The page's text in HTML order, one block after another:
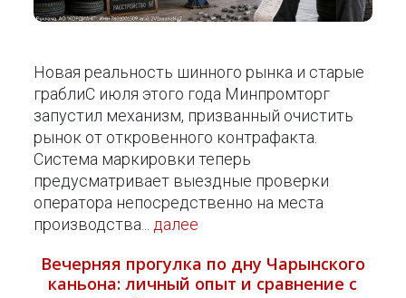
Новая реальность шинного рынка и старые
граблиС июля этого года Минпромторг
запустил механизм, призванный очистить
рынок от откровенного контрафакта.
Система маркировки теперь
предусматривает выездные проверки
оператора непосредственно на места
производства... далее
Вечерняя прогулка по дну Чарынского
каньона: личный опыт и сравнение с